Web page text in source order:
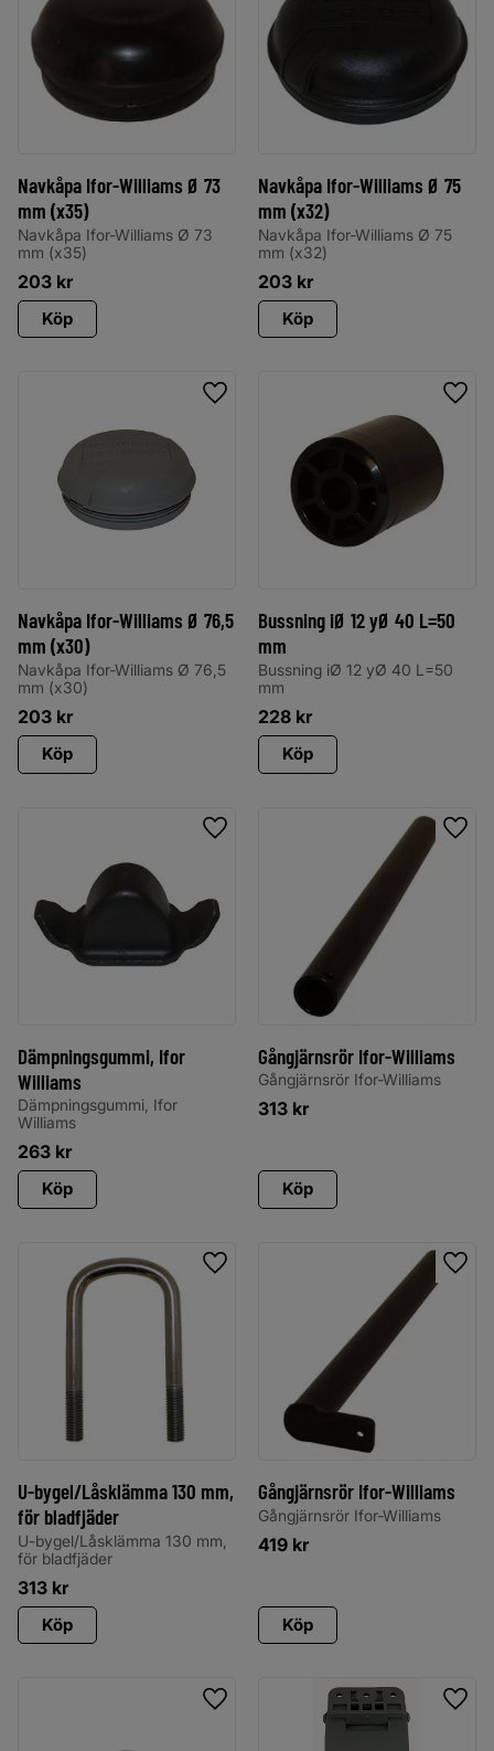
Navkåpa Ifor-Williams Ø 73
mm (x35)
Navkåpa Ifor-Williams Ø 73
mm (x35)
203 kr
Köp
Navkåpa Ifor-Williams Ø 75
mm (x32)
Navkåpa Ifor-Williams Ø 75
mm (x32)
203 kr
Köp
Navkåpa Ifor-Williams Ø 76,5
mm (x30)
Navkåpa Ifor-Williams Ø 76,5
mm (x30)
203 kr
Lägg till i favoriter
Köp
Bussning iØ 12 yØ 40 L=50
mm
Bussning iØ 12 yØ 40 L=50
mm
228 kr
Köp
Dämpningsgummi, Ifor
Williams
Dämpningsgummi, Ifor
Williams
263 kr
Lägg till i favoriter
Köp
Gångjärnsrör Ifor-Williams
Gångjärnsrör Ifor-Williams
313 kr
Köp
U-bygel/Låsklämma 130 mm,
för bladfjäder
U-bygel/Låsklämma 130 mm,
för bladfjäder
313 kr
Lägg till i favoriter
Köp
Gångjärnsrör Ifor-Williams
Gångjärnsrör Ifor-Williams
419 kr
Köp
Lägg till i favoriter